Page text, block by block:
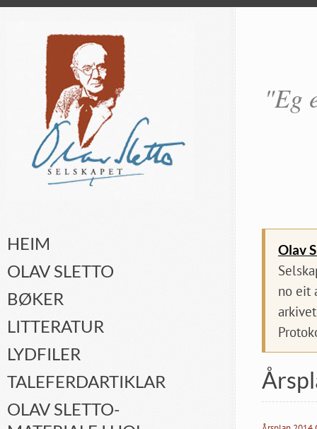
"Eg
Olav
no eit
HEIM
OLAV SLETTO
BØKER
LITTERATUR
LYDFILER
TALEFERDARTIKLAR
OLAV SLETTO-